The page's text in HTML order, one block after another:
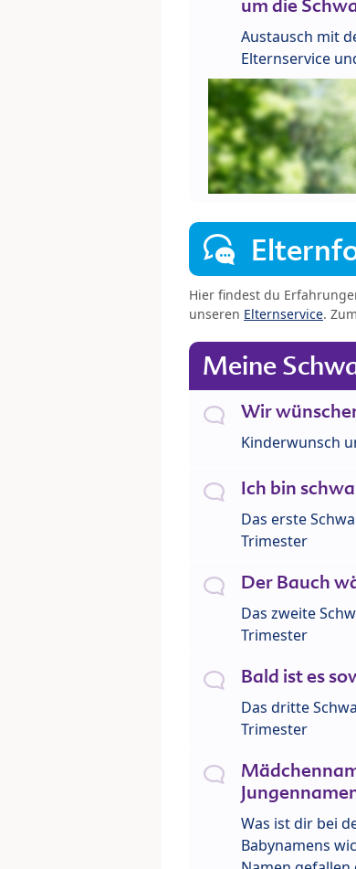
um die
Austausch mit
Elternservice
Hier findest du
unseren Elternservice. Zum
Meine
Wir
Kinderwunsch
Ich bin
Das erste
Trimester
Der Bauch
Das zweite
Trimester
Bald ist es
Das dritte
Trimester
Was ist dir bei
Babynamens